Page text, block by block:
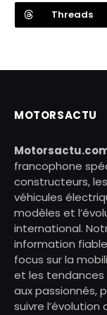
Threads
MOTORSACTU
francophone
constructeurs,
véhicules
modèles et
international.
information
focus sur la
et les tendances
aux passionnés,
suivre